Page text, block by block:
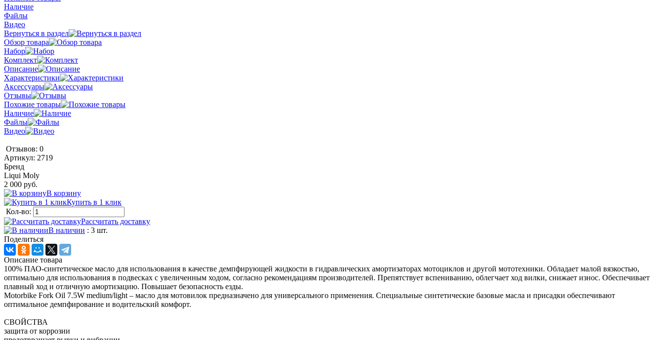
Наличие
Файлы
Видео
Вернуться в раздел
Обзор товара
Набор
Комплект
Описание
Характеристики
Аксессуары
Отзывы
Похожие товары
Наличие
Файлы
Видео
Отзывов: 0
Артикул: 2719
Бренд
Liqui Moly
2 000 руб.
В корзину
Купить в 1 клик
Кол-во:
Рассчитать доставку
В наличии : 3 шт.
Поделиться
Описание товара
100% ПАО-синтетическое масло для использования в качестве демпфирующей жидкости в гидравлических амортизаторах мотоциклов и другой мототехники. Обладает малой вязкостью,
оптимально для использования в подвесках с увеличенным ходом, согласно рекомендациям производителей. Препятствует вспениванию, облегчает ход вилки, снижает износ. Обеспечивает
плавный ход и отличную амортизацию. Повышает безопасность езды.
Motorbike Fork Oil 7.5W medium/light – масло для мотовилок предназначено для универсального применения. Специальные синтетические базовые масла и присадки обеспечивают
оптимальное демпфирование и водительский комфорт.
СВОЙСТВА
защита от коррозии